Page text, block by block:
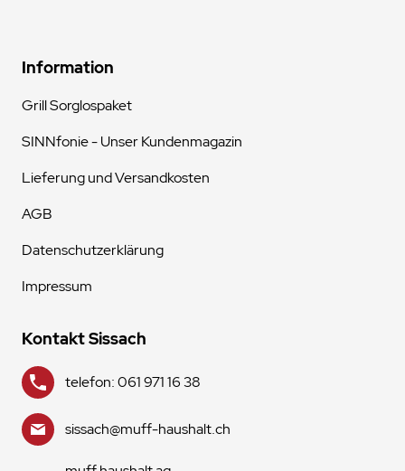
Information
Grill Sorglospaket
SINNfonie - Unser Kundenmagazin
Lieferung und Versandkosten
AGB
Datenschutzerklärung
Impressum
Kontakt Sissach
telefon: 061 971 16 38
sissach@muff-haushalt.ch